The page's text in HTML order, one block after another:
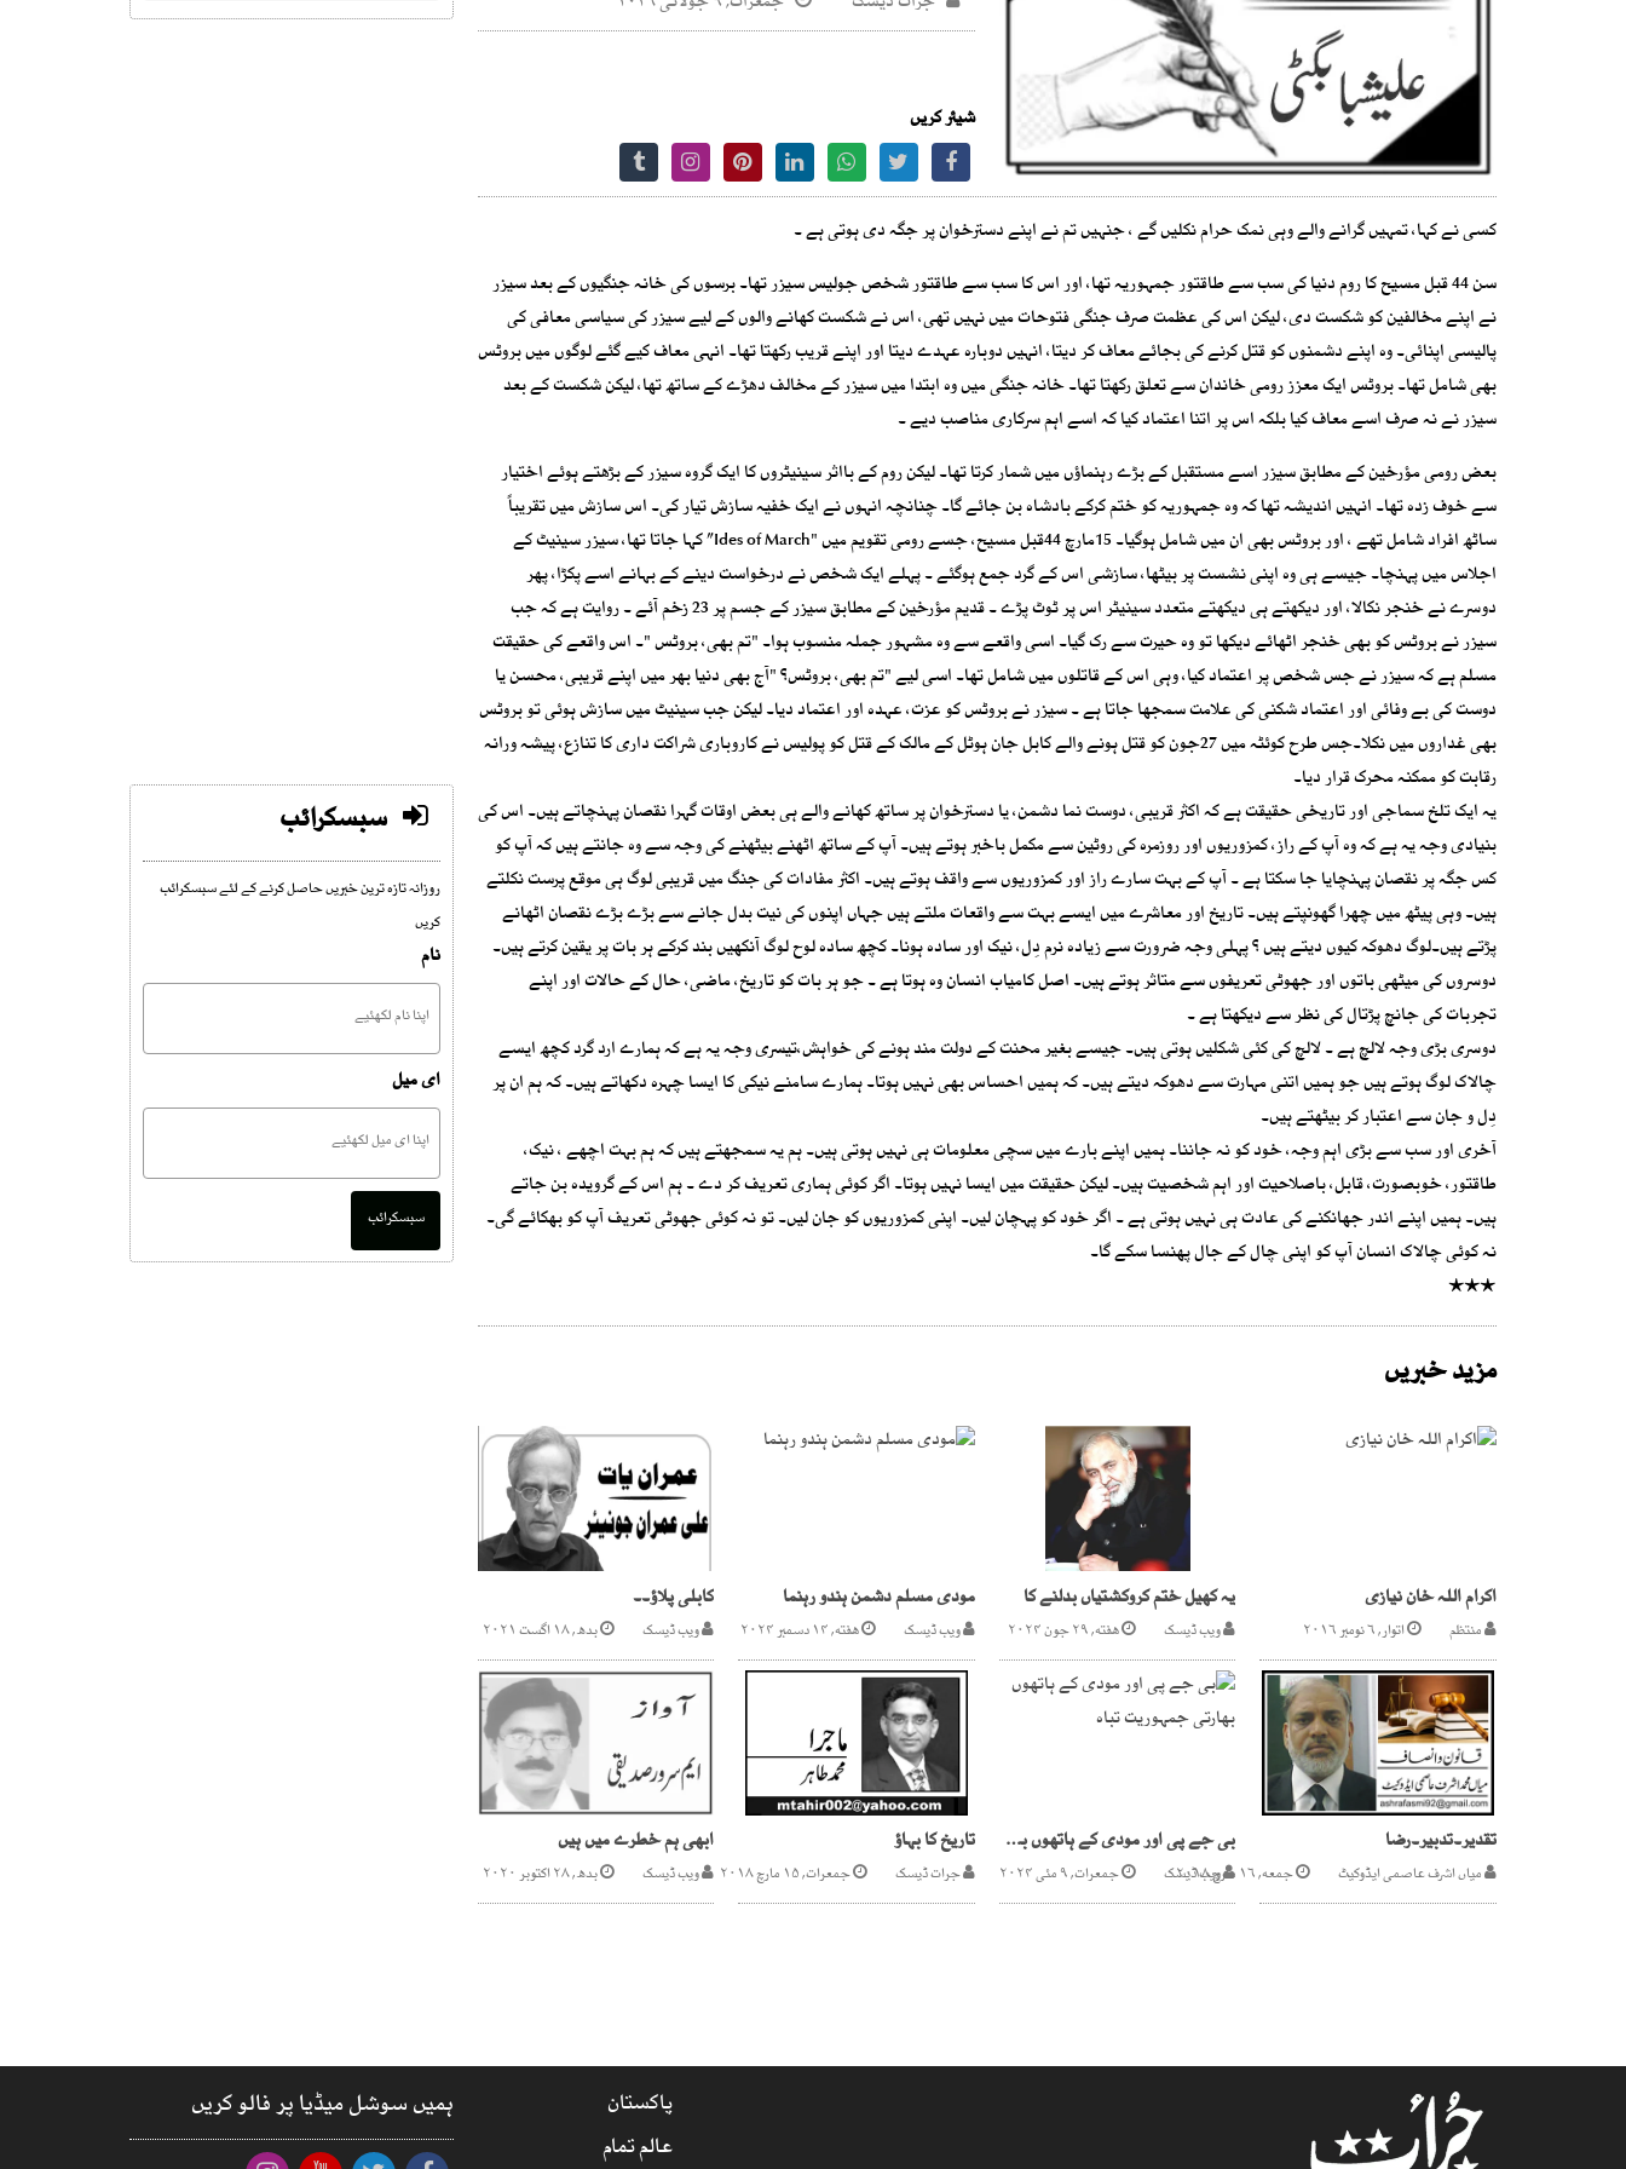
شیئر کریں
کسی نے کہا، تمہیں گرانے والے وہی نمک حرام نکلیں گے ، جنہیں تم نے اپنے دسترخوان پر جگہ دی ہوتی ہے ۔
سن 44 قبل مسیح کا روم دنیا کی سب سے طاقتور جمہوریہ تھا، اور اس کا سب سے طاقتور شخص جولیس سیزر تھا۔ برسوں کی خانہ جنگیوں کے بعد سیزر
نے اپنے مخالفین کو شکست دی، لیکن اس کی عظمت صرف جنگی فتوحات میں نہیں تھی، اس نے شکست کھانے والوں کے لیے سیزر کی سیاسی معافی کی
پالیسی اپنائی۔ وہ اپنے دشمنوں کو قتل کرنے کی بجائے معاف کر دیتا، انہیں دوبارہ عہدے دیتا اور اپنے قریب رکھتا تھا۔ انہی معاف کیے گئے لوگوں میں بروٹس
بھی شامل تھا۔ بروٹس ایک معزز رومی خاندان سے تعلق رکھتا تھا۔ خانہ جنگی میں وہ ابتدا میں سیزر کے مخالف دھڑے کے ساتھ تھا، لیکن شکست کے بعد
سیزر نے نہ صرف اسے معاف کیا بلکہ اس پر اتنا اعتماد کیا کہ اسے اہم سرکاری مناصب دیے ۔
بعض رومی مؤرخین کے مطابق سیزر اسے مستقبل کے بڑے رہنماؤں میں شمار کرتا تھا۔ لیکن روم کے بااثر سینیٹروں کا ایک گروہ سیزر کے بڑھتے ہوئے اختیار
سے خوف زدہ تھا۔ انہیں اندیشہ تھا کہ وہ جمہوریہ کو ختم کرکے بادشاہ بن جائے گا۔ چنانچہ انہوں نے ایک خفیہ سازش تیار کی۔ اس سازش میں تقریباً
ساٹھ افراد شامل تھے ، اور بروٹس بھی ان میں شامل ہوگیا۔ 15مارچ 44قبل مسیح، جسے رومی تقویم میں "Ides of March” کہا جاتا تھا، سیزر سینیٹ کے
اجلاس میں پہنچا۔ جیسے ہی وہ اپنی نشست پر بیٹھا، سازشی اس کے گرد جمع ہوگئے ۔ پہلے ایک شخص نے درخواست دینے کے بہانے اسے پکڑا، پھر
دوسرے نے خنجر نکالا، اور دیکھتے ہی دیکھتے متعدد سینیٹر اس پر ٹوٹ پڑے ۔ قدیم مؤرخین کے مطابق سیزر کے جسم پر 23 زخم آئے ۔ روایت ہے کہ جب
سیزر نے بروٹس کو بھی خنجر اٹھائے دیکھا تو وہ حیرت سے رک گیا۔ اسی واقعے سے وہ مشہور جملہ منسوب ہوا۔ "تم بھی، بروٹس "۔ اس واقعے کی حقیقت
مسلم ہے کہ سیزر نے جس شخص پر اعتماد کیا، وہی اس کے قاتلوں میں شامل تھا۔ اسی لیے "تم بھی، بروٹس؟ "آج بھی دنیا بھر میں اپنے قریبی، محسن یا
دوست کی بے وفائی اور اعتماد شکنی کی علامت سمجھا جاتا ہے ۔ سیزر نے بروٹس کو عزت، عہدہ اور اعتماد دیا۔ لیکن جب سینیٹ میں سازش ہوئی تو بروٹس
بھی غداروں میں نکلا۔جس طرح کوئٹہ میں 27جون کو قتل ہونے والے کابل جان ہوٹل کے مالک کے قتل کو پولیس نے کاروباری شراکت داری کا تنازع، پیشہ ورانہ
رقابت کو ممکنہ محرک قرار دیا۔
یہ ایک تلخ سماجی اور تاریخی حقیقت ہے کہ اکثر قریبی، دوست نما دشمن، یا دسترخوان پر ساتھ کھانے والے ہی بعض اوقات گہرا نقصان پہنچاتے ہیں۔ اس کی
بنیادی وجہ یہ ہے کہ وہ آپ کے راز، کمزوریوں اور روزمرہ کی روٹین سے مکمل باخبر ہوتے ہیں۔ آپ کے ساتھ اٹھنے بیٹھنے کی وجہ سے وہ جانتے ہیں کہ آپ کو
کس جگہ پر نقصان پہنچایا جا سکتا ہے ۔ آپ کے بہت سارے راز اور کمزوریوں سے واقف ہوتے ہیں۔ اکثر مفادات کی جنگ میں قریبی لوگ ہی موقع پرست نکلتے
ہیں۔ وہی پیٹھ میں چھرا گھونپتے ہیں۔ تاریخ اور معاشرے میں ایسے بہت سے واقعات ملتے ہیں جہاں اپنوں کی نیت بدل جانے سے بڑے بڑے نقصان اٹھانے
پڑتے ہیں۔لوگ دھوکہ کیوں دیتے ہیں ؟ پہلی وجہ ضرورت سے زیادہ نرم دِل، نیک اور سادہ ہونا۔ کچھ سادہ لوح لوگ آنکھیں بند کرکے ہر بات پر یقین کرتے ہیں۔
دوسروں کی میٹھی باتوں اور جھوٹی تعریفوں سے متاثر ہوتے ہیں۔ اصل کامیاب انسان وہ ہوتا ہے ۔ جو ہر بات کو تاریخ، ماضی، حال کے حالات اور اپنے
تجربات کی جانچ پڑتال کی نظر سے دیکھتا ہے ۔
دوسری بڑی وجہ لالچ ہے ۔ لالچ کی کئی شکلیں ہوتی ہیں۔ جیسے بغیر محنت کے دولت مند ہونے کی خواہش،تیسری وجہ یہ ہے کہ ہمارے ارد گرد کچھ ایسے
چالاک لوگ ہوتے ہیں جو ہمیں اتنی مہارت سے دھوکہ دیتے ہیں۔ کہ ہمیں احساس بھی نہیں ہوتا۔ ہمارے سامنے نیکی کا ایسا چہرہ دکھاتے ہیں۔ کہ ہم ان پر
دِل و جان سے اعتبار کر بیٹھتے ہیں۔
آخری اور سب سے بڑی اہم وجہ، خود کو نہ جاننا۔ ہمیں اپنے بارے میں سچی معلومات ہی نہیں ہوتی ہیں۔ ہم یہ سمجھتے ہیں کہ ہم بہت اچھے ، نیک،
طاقتور، خوبصورت، قابل، باصلاحیت اور اہم شخصیت ہیں۔ لیکن حقیقت میں ایسا نہیں ہوتا۔ اگر کوئی ہماری تعریف کر دے ۔ ہم اس کے گرویدہ بن جاتے
ہیں۔ ہمیں اپنے اندر جھانکنے کی عادت ہی نہیں ہوتی ہے ۔ اگر خود کو پہچان لیں۔ اپنی کمزوریوں کو جان لیں۔ تو نہ کوئی جھوٹی تعریف آپ کو بھکائے گی۔
نہ کوئی چالاک انسان آپ کو اپنی چال کے جال پھنسا سکے گا۔
٭٭٭
مزید خبریں
اکرام اللہ خان نیازی
منتظم اتوار, ۶ نومبر ۲۰۱۶
یہ کھیل ختم کروکشتیاں بدلنے کا
ویب ڈیسک هفته, ۲۹ جون ۲۰۲۴
مودی مسلم دشمن ہندو رہنما
ویب ڈیسک هفته, ۱۴ دسمبر ۲۰۲۴
کابلی پلاؤ۔۔
ویب ڈیسک بدھ, ۱۸ اگست ۲۰۲۱
تقدیر۔تدبیر۔رضا
میاں اشرف عاصمی ایڈوکیٹ جمعه, ۱۶ مارچ ۲۰۱۸
بی جے پی اور مودی کے ہاتھوں بھارتی جمہوریت تباہ
ویب ڈیسک جمعرات, ۹ مئی ۲۰۲۴
تاریخ کا بہاؤ
جرات ڈیسک جمعرات, ۱۵ مارچ ۲۰۱۸
ابھی ہم خطرے میں ہیں
ویب ڈیسک بدھ, ۲۸ اکتوبر ۲۰۲۰
سبسکرائب
روزانہ تازہ ترین خبریں حاصل کرنے کے لئے سبسکرائب
کریں
نام
ای میل
سبسکرائب
پاکستان
عالم تمام
ہمیں سوشل میڈیا پر فالو کریں